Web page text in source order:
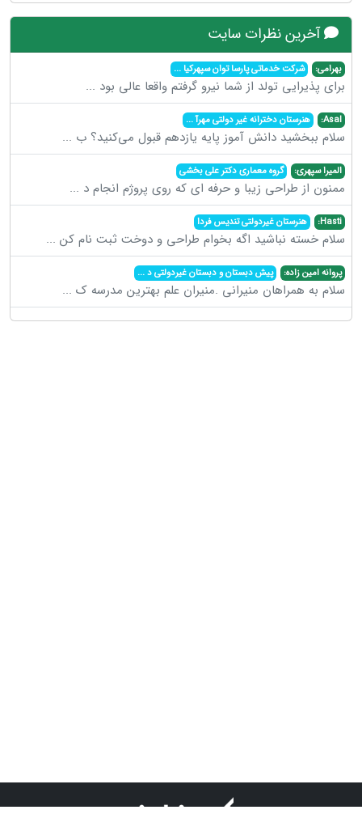
آخرین نظرات سایت
بهرامی: شرکت خدماتی پارسا توان سپهرکیا ...
برای پذیرایی تولد از شما نیرو گرفتم واقعا عالی بود ...
Asal: هنرستان دخترانه غیر دولتی مهرآ...
سلام ببخشید دانش آموز پایه یازدهم قبول می‌کنید؟ ب ...
المیرا سپهری: گروه معماری دکتر علی بخشی
ممنون از طراحی زیبا و حرفه ای که روی پروژم انجام د ...
Hasti: هنرستان غیردولتی تندیس فردا
سلام خسته نباشید اگه بخوام طراحی و دوخت ثبت نام کن ...
پروانه امین زاده: پیش دبستان و دبستان غیردولتی د...
سلام به همراهان منیرانی .منیران علم بهترین مدرسه ک ...